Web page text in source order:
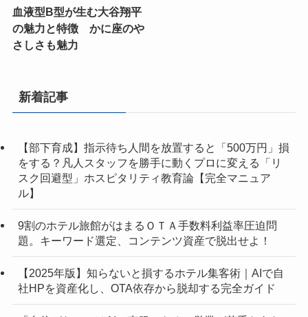
血液型B型が生む大谷翔平
の魅力と特徴 かに座のや
さしさも魅力
新着記事
【部下育成】指示待ち人間を放置すると「500万円」損
をする？凡人スタッフを勝手に動くプロに変える「リ
スク回避型」ホスピタリティ教育論【完全マニュア
ル】
9割のホテル旅館がはまるＯＴＡ手数料利益率圧迫問
題。キーワード選定、コンテンツ資産で脱出せよ！
【2025年版】知らないと損するホテル集客術｜AIで自
社HPを資産化し、OTA依存から脱却する完全ガイド